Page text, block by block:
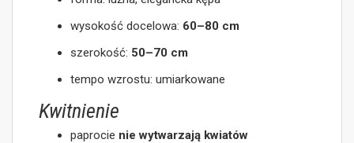
wysokość docelowa: 60–80 cm
szerokość: 50–70 cm
tempo wzrostu: umiarkowane
Kwitnienie
paprocie nie wytwarzają kwiatów